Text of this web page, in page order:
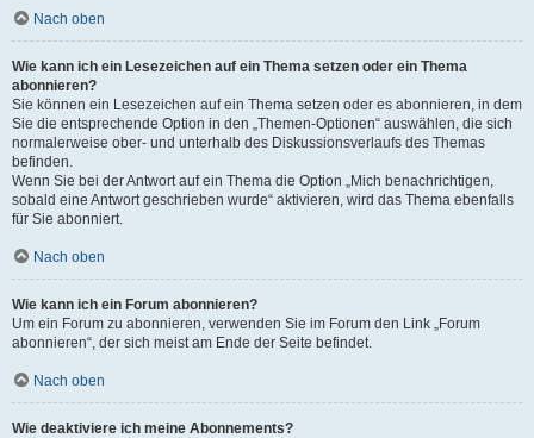
Nach oben
Wie kann ich ein Lesezeichen auf ein Thema setzen oder ein Thema
abonnieren?
Sie können ein Lesezeichen auf ein Thema setzen oder es abonnieren, in dem
Sie die entsprechende Option in den „Themen-Optionen“ auswählen, die sich
normalerweise ober- und unterhalb des Diskussionsverlaufs des Themas
befinden.
Wenn Sie bei der Antwort auf ein Thema die Option „Mich benachrichtigen,
sobald eine Antwort geschrieben wurde“ aktivieren, wird das Thema ebenfalls
für Sie abonniert.
Nach oben
Wie kann ich ein Forum abonnieren?
Um ein Forum zu abonnieren, verwenden Sie im Forum den Link „Forum
abonnieren“, der sich meist am Ende der Seite befindet.
Nach oben
Wie deaktiviere ich meine Abonnements?